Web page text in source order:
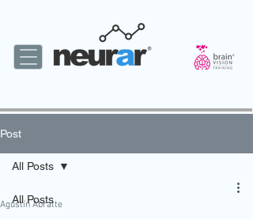
Post
All Posts
All Posts
Agustín Abratte